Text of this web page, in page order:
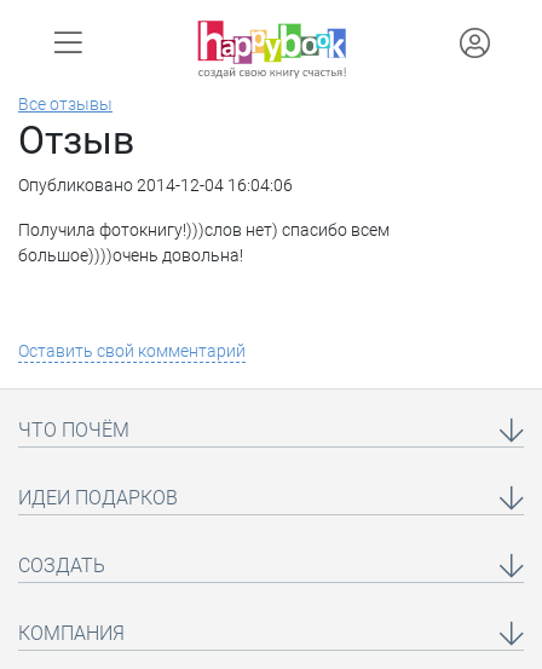
Все отзывы
Отзыв
Опубликовано 2014-12-04 16:04:06
Получила фотокнигу!)))слов нет) спасибо всем
большое))))очень довольна!
Оставить свой комментарий
ЧТО ПОЧЁМ
ИДЕИ ПОДАРКОВ
СОЗДАТЬ
КОМПАНИЯ